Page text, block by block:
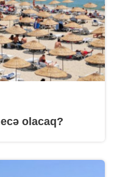
olacaq?